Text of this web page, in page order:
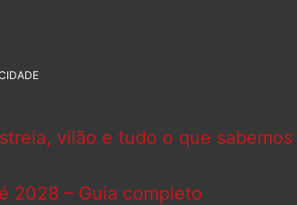
vilão e tudo o que sabemos
2028 – Guia completo